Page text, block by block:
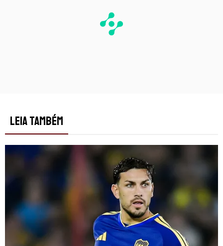
LEIA TAMBÉM